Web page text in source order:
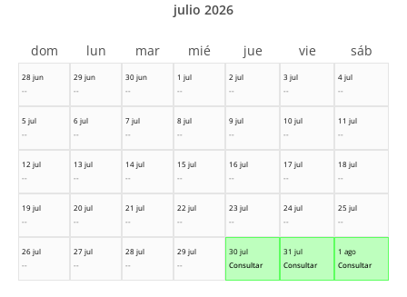
28 jun
--
29 jun
--
30 jun
--
1 jul
--
2 jul
--
3 jul
--
4 jul
--
5 jul
--
6 jul
--
7 jul
--
8 jul
--
9 jul
--
10 jul
--
11 jul
--
12 jul
--
13 jul
--
14 jul
--
15 jul
--
16 jul
--
17 jul
--
18 jul
--
19 jul
--
20 jul
--
21 jul
--
22 jul
--
23 jul
--
24 jul
--
25 jul
--
26 jul
--
27 jul
--
28 jul
--
29 jul
--
30 jul
Consultar
31 jul
Consultar
1 ago
Consultar
julio 2026
dom lun mar mié jue vie sáb